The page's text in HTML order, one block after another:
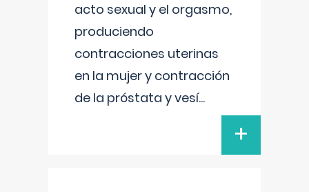
acto sexual y el orgasmo,
produciendo
contracciones uterinas
en la mujer y contracción
de la próstata y vesí...
+